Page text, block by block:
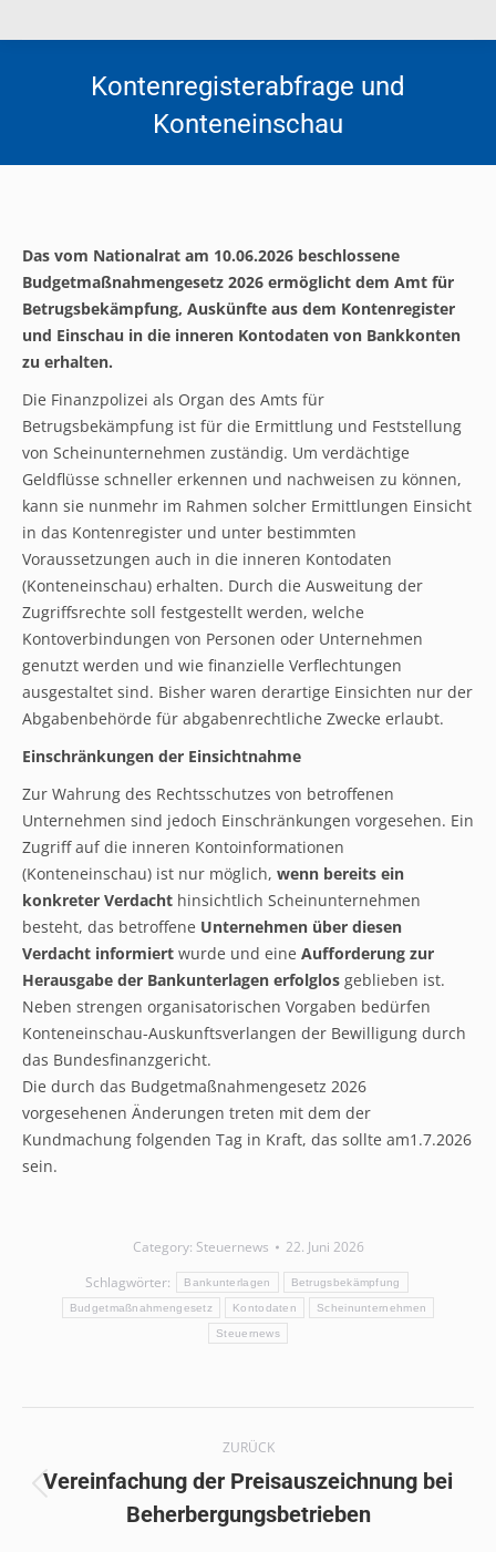
Kontenregisterabfrage und
Konteneinschau
Das vom Nationalrat am 10.06.2026 beschlossene
Budgetmaßnahmengesetz 2026 ermöglicht dem Amt für
Betrugsbekämpfung, Auskünfte aus dem Kontenregister
und Einschau in die inneren Kontodaten von Bankkonten
zu erhalten.
Die Finanzpolizei als Organ des Amts für
Betrugsbekämpfung ist für die Ermittlung und Feststellung
von Scheinunternehmen zuständig. Um verdächtige
Geldflüsse schneller erkennen und nachweisen zu können,
kann sie nunmehr im Rahmen solcher Ermittlungen Einsicht
in das Kontenregister und unter bestimmten
Voraussetzungen auch in die inneren Kontodaten
(Konteneinschau) erhalten. Durch die Ausweitung der
Zugriffsrechte soll festgestellt werden, welche
Kontoverbindungen von Personen oder Unternehmen
genutzt werden und wie finanzielle Verflechtungen
ausgestaltet sind. Bisher waren derartige Einsichten nur der
Abgabenbehörde für abgabenrechtliche Zwecke erlaubt.
Einschränkungen der Einsichtnahme
Zur Wahrung des Rechtsschutzes von betroffenen
Unternehmen sind jedoch Einschränkungen vorgesehen. Ein
Zugriff auf die inneren Kontoinformationen
(Konteneinschau) ist nur möglich, wenn bereits ein
konkreter Verdacht hinsichtlich Scheinunternehmen
besteht, das betroffene Unternehmen über diesen
Verdacht informiert wurde und eine Aufforderung zur
Herausgabe der Bankunterlagen erfolglos geblieben ist.
Neben strengen organisatorischen Vorgaben bedürfen
Konteneinschau-Auskunftsverlangen der Bewilligung durch
das Bundesfinanzgericht.
Die durch das Budgetmaßnahmengesetz 2026
vorgesehenen Änderungen treten mit dem der
Kundmachung folgenden Tag in Kraft, das sollte am1.7.2026
sein.
Category: Steuernews
22. Juni 2026
Schlagwörter:
Bankunterlagen Betrugsbekämpfung
Budgetmaßnahmengesetz Kontodaten Scheinunternehmen
Steuernews
Kommentarnavigation
ZURÜCK
Vorheriger
Beitrag:
Vereinfachung der Preisauszeichnung bei
Beherbergungsbetrieben